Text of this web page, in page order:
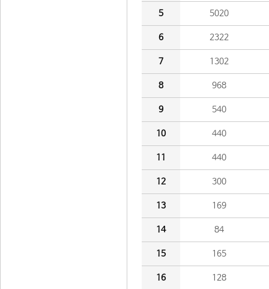
5 5020
6 2322
7 1302
8 968
9 540
10 440
11 440
12 300
13 169
14 84
15 165
16 128